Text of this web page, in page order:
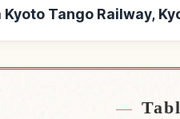
Tango Railway,